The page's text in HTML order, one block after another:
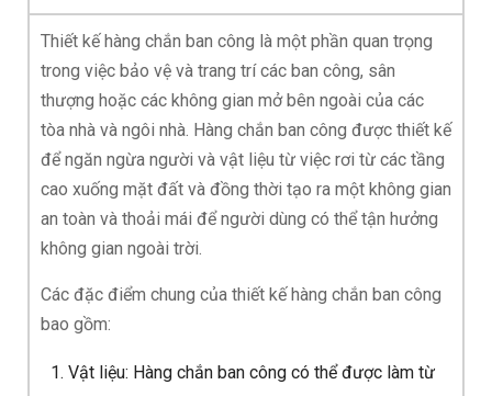
Thiết kế hàng chắn ban công là một phần quan trọng
trong việc bảo vệ và trang trí các ban công, sân
thượng hoặc các không gian mở bên ngoài của các
tòa nhà và ngôi nhà. Hàng chắn ban công được thiết kế
để ngăn ngừa người và vật liệu từ việc rơi từ các tầng
cao xuống mặt đất và đồng thời tạo ra một không gian
an toàn và thoải mái để người dùng có thể tận hưởng
không gian ngoài trời.
Các đặc điểm chung của thiết kế hàng chắn ban công
bao gồm:
Vật liệu: Hàng chắn ban công có thể được làm từ